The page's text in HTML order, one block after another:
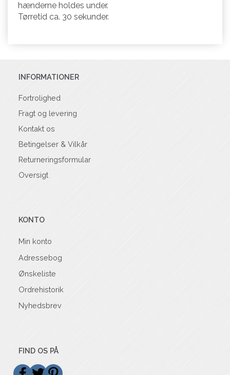
hænderne holdes under.
Tørretid ca. 30 sekunder.
INFORMATIONER
Fortrolighed
Fragt og levering
Kontakt os
Betingelser & Vilkår
Returneringsformular
Oversigt
KONTO
Min konto
Adressebog
Ønskeliste
Ordrehistorik
Nyhedsbrev
FIND OS PÅ